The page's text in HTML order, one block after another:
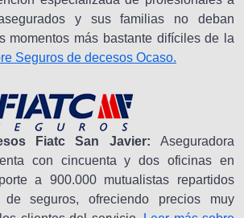
y sus familias no deban
momentos más bastante difíciles de la
Seguros de decesos Ocaso.
Fiatc San Javier: Aseguradora
con cincuenta y dos oficinas en
a 900.000 mutualistas repartidos
seguros, ofreciendo precios muy